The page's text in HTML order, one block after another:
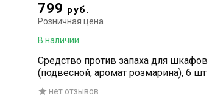
799 руб.
Розничная цена
В наличии
Средство против запаха для шкафов
(подвесной, аромат розмарина), 6 шт
нет отзывов